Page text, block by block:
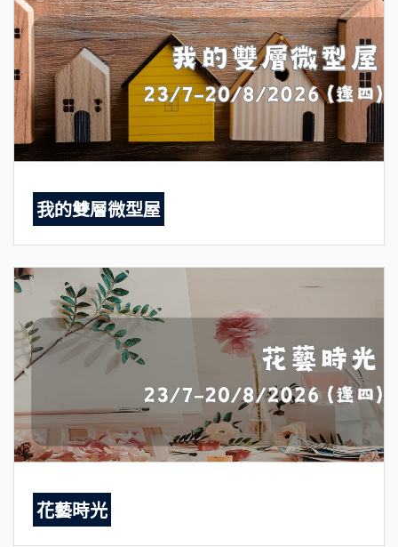
我的雙層微型屋
花藝時光